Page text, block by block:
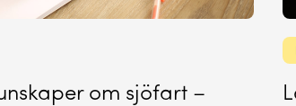
om sjöfart –